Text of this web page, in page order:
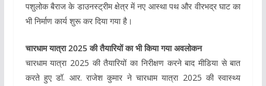
पशुलोक बैराज के डाउनस्ट्रीम क्षेत्र में नए आस्था पथ और वीरभद्र घाट का
भी निर्माण कार्य शुरू कर दिया गया है।
चारधाम यात्रा 2025 की तैयारियों का भी किया गया अवलोकन
चारधाम यात्रा 2025 की तैयारियों का निरीक्षण करने बाद मीडिया से बात
करते हुए डॉ. आर. राजेश कुमार ने चारधाम यात्रा 2025 की स्वास्थ्य